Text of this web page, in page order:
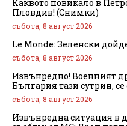
Каквото повикало в
Пловдив! (Снимки)
събота, 8 август 2026
Le Monde: Зеленски
събота, 8 август 2026
Извънредно! Военният
България тази сутрин, се
събота, 8 август 2026
Извънредна ситуация в